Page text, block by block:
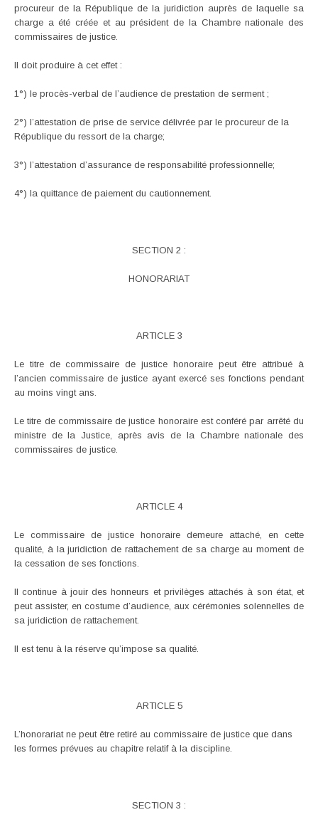
procureur de la République de la juridiction auprès de laquelle sa
charge a été créée et au président de la Chambre nationale des
commissaires de justice.
Il doit produire à cet effet :
1°) le procès-verbal de l’audience de prestation de serment ;
2°) l’attestation de prise de service délivrée par le procureur de la
République du ressort de la charge;
3°) l’attestation d’assurance de responsabilité professionnelle;
4°) la quittance de paiement du cautionnement.
SECTION 2 :
HONORARIAT
ARTICLE 3
Le titre de commissaire de justice honoraire peut être attribué à
l’ancien commissaire de justice ayant exercé ses fonctions pendant
au moins vingt ans.
Le titre de commissaire de justice honoraire est conféré par arrêté du
ministre de la Justice, après avis de la Chambre nationale des
commissaires de justice.
ARTICLE 4
Le commissaire de justice honoraire demeure attaché, en cette
qualité, à la juridiction de rattachement de sa charge au moment de
la cessation de ses fonctions.
Il continue à jouir des honneurs et privilèges attachés à son état, et
peut assister, en costume d’audience, aux cérémonies solennelles de
sa juridiction de rattachement.
Il est tenu à la réserve qu’impose sa qualité.
ARTICLE 5
L’honorariat ne peut être retiré au commissaire de justice que dans
les formes prévues au chapitre relatif à la discipline.
SECTION 3 :